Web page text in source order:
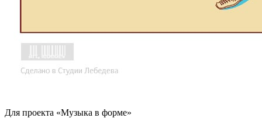
Для проекта «Музыка в форме»